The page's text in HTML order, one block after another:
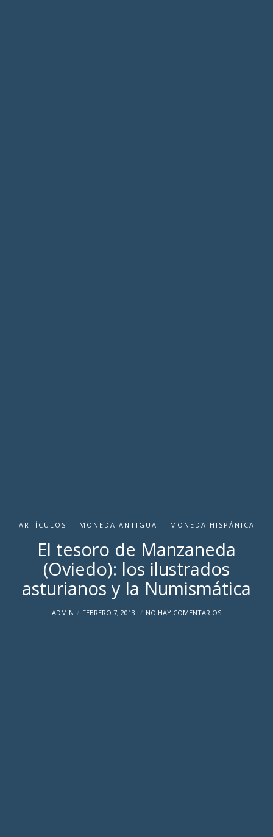
ARTÍCULOS MONEDA ANTIGUA MONEDA HISPÁNICA
El tesoro de Manzaneda
(Oviedo): los ilustrados
asturianos y la Numismática
ADMIN FEBRERO 7, 2013 NO HAY COMENTARIOS